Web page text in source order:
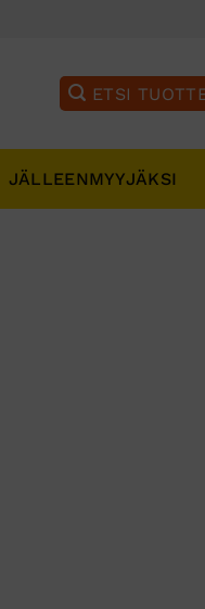
JÄLLEENMYYJÄKSI